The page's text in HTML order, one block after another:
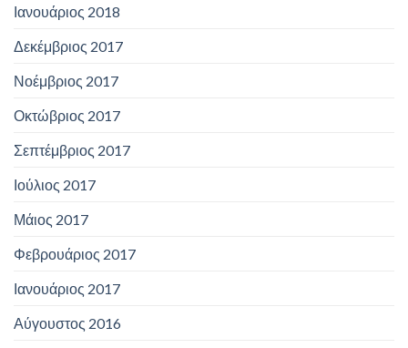
Ιανουάριος 2018
Δεκέμβριος 2017
Νοέμβριος 2017
Οκτώβριος 2017
Σεπτέμβριος 2017
Ιούλιος 2017
Μάιος 2017
Φεβρουάριος 2017
Ιανουάριος 2017
Αύγουστος 2016